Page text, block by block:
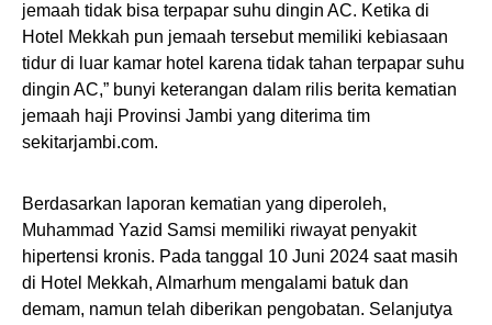
jemaah tidak bisa terpapar suhu dingin AC. Ketika di
Hotel Mekkah pun jemaah tersebut memiliki kebiasaan
tidur di luar kamar hotel karena tidak tahan terpapar suhu
dingin AC,” bunyi keterangan dalam rilis berita kematian
jemaah haji Provinsi Jambi yang diterima tim
sekitarjambi.com.
Berdasarkan laporan kematian yang diperoleh,
Muhammad Yazid Samsi memiliki riwayat penyakit
hipertensi kronis. Pada tanggal 10 Juni 2024 saat masih
di Hotel Mekkah, Almarhum mengalami batuk dan
demam, namun telah diberikan pengobatan. Selanjutya